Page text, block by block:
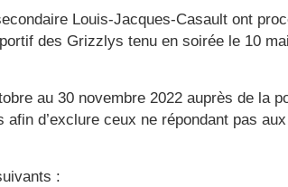
Louis-Jacques-Casault ont
des Grizzlys tenu en soirée le 10
au 30 novembre 2022 auprès de la
afin d’exclure ceux ne répondant pas
: